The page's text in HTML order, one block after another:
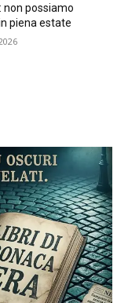
non possiamo
piena estate